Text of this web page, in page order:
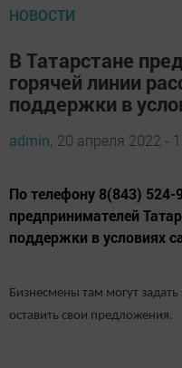
НОВОСТИ
В Татарстане
горячей линии
поддержки в
admin, 20 апреля 2022 -
По телефону 8(843) 524-
предпринимателей
поддержки в условиях
Бизнесмены там могут
оставить свои предложения.